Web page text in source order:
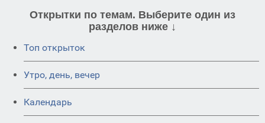
Открытки по темам. Выберите один из
разделов ниже ↓
Топ открыток
Утро, день, вечер
Календарь